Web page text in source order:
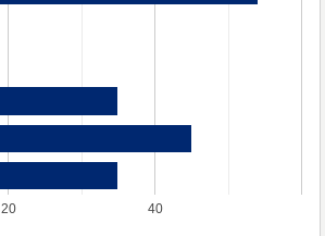
20 40